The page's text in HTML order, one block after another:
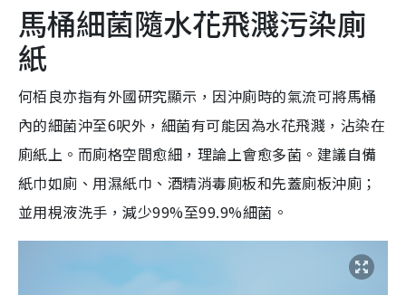
馬桶細菌隨水花飛濺污染廁
紙
何栢良亦指有外國研究顯示，因沖廁時的氣流可將馬桶
內的細菌沖至6呎外，細菌有可能因為水花飛濺，沾染在
廁紙上。而廁格空間愈細，理論上會愈多菌。建議自備
紙巾如廁、用濕紙巾、酒精消毒廁板和先蓋廁板沖廁；
並用梘液洗手，減少99%至99.9%細菌。